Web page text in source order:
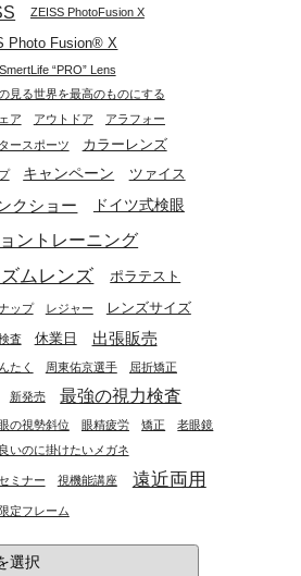
ZEISS PhotoFusion X
Photo Fusion®︎ X
“PRO” Lens
見る世界を最高のものにする
ア
アウトドア アラフォー
ースポーツ カラーレンズ
キャンペーン ツァイス
クショー ドイツ式検眼
ントレーニング
ムレンズ ポラテスト
ップ レジャー レンズサイズ
査 休業日 出張販売
たく 周東佑京選手 屈折矯正
新発売 最強の視力検査
眼の視勢斜位 眼精疲労 矯正
老眼鏡
いのに掛けたいメガネ
ミナー 視機能講座 遠近両用
定フレーム